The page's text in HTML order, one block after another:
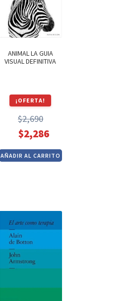
ANIMAL LA GUIA
VISUAL DEFINITIVA
¡OFERTA!
$2,690
El
original
$2,286
El
actual
AÑADIR AL CARRITO